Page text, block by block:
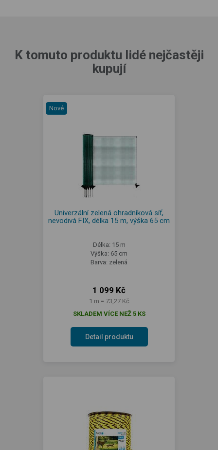
K tomuto produktu lidé nejčastěji
kupují
Nové
Univerzální zelená ohradníková síť,
nevodivá FIX, délka 15 m, výška 65 cm
Délka: 15 m
Výška: 65 cm
Barva: zelená
1 099 Kč
1 m = 73,27 Kč
SKLADEM VÍCE NEŽ 5 KS
Detail produktu